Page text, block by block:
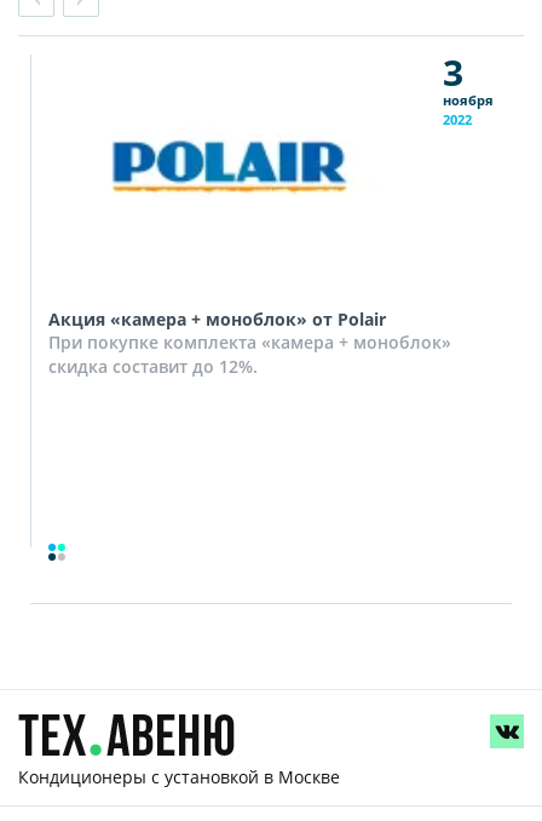
3
ноября
2022
Акция «камера + моноблок» от Polair
При покупке комплекта «камера + моноблок»
скидка составит до 12%.
Кондиционеры с установкой в Москве